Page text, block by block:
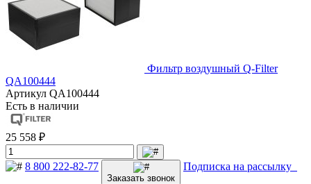
Фильтр воздушный Q-Filter
QA100444
Артикул QA100444
Есть в наличии
25 558 ₽
8 800 222-82-77
Заказать звонок
Подписка на рассылку